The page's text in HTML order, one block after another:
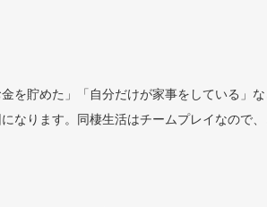
金を貯めた」「自分だけが家事をしている」
なります。同棲生活はチームプレイなので